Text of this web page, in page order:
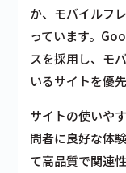
か、モバイルフ
っています。
スを採用し、モ
いるサイトを優
サイトの使いや
問者に良好な体
て高品質で関連